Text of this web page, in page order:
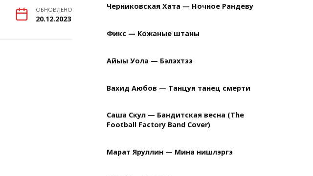
ОБНОВЛЕНО
20.12.2023
Черниковская Хата — Ночное Рандеву
Фикс — Кожаные штаны
Айыы Уола — Бэлэхтээ
Вахид Аюбов — Танцуя танец смерти
Саша Скул — Бандитская весна (The
Football Factory Band Cover)
Марат Яруллин — Мина нишлэргэ